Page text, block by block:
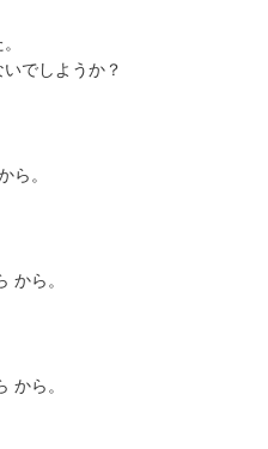
でしようか？
ら。
から。
から。